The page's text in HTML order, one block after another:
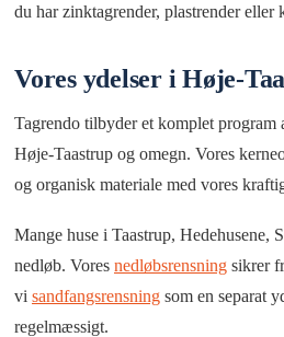
du har zinktagrender, plastrender
Vores ydelser i Høje-
Tagrendo tilbyder et komplet program
Høje-Taastrup og omegn. Vores
og organisk materiale med vores
Mange huse i Taastrup, Hedehusene,
nedløb. Vores nedløbsrensning sikrer
vi sandfangsrensning som en separat
regelmæssigt.